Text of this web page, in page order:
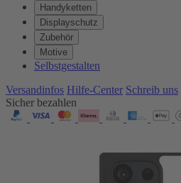
Handyketten
Displayschutz
Zubehör
Motive
Selbstgestalten
Versandinfos Hilfe-Center Schreib uns
Sicher bezahlen